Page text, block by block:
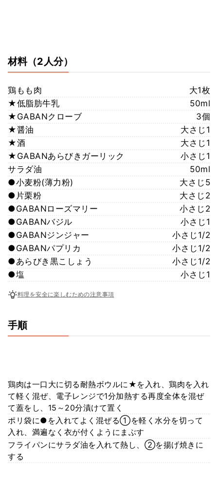
材料（2人分）
鶏もも肉
大1枚
★低脂肪牛乳
50ml
★GABANクローブ
3個
★醤油
大さじ1
★酒
大さじ1
★GABANあらびきガーリック
小さじ1
サラダ油
50ml
●小麦粉(薄力粉)
大さじ5
●片栗粉
大さじ2
●GABANローズマリー
小さじ2
●GABANバジル
小さじ1
●GABANジンジャー
小さじ1/2
●GABANパプリカ
小さじ1/2
●あらびき黒こしょう
小さじ1/2
●塩
小さじ1
料理を安全に楽しむための注意事項
手順
鶏肉は一口大に切る耐熱ボウルに★を入れ、鶏肉を入れ
て軽く混ぜ、電子レンジで1分加熱する再度全体を混ぜ
て蓋をし、15～20分漬けて置く
ポリ袋に●を入れてよく混ぜる①を軽く水分を切って
入れ、満遍なく衣が付くようにまぶす
フライパンにサラダ油を入れて熱し、②を揚げ焼きに
する